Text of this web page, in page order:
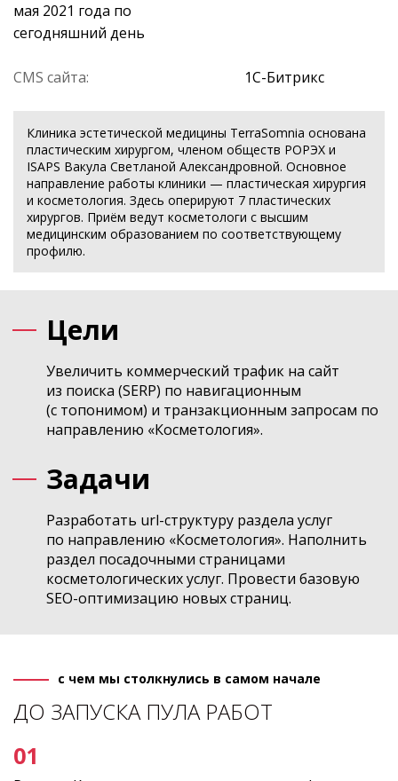
мая 2021 года по
сегодняшний день
CMS сайта: 1С-Битрикс
Клиника эстетической медицины TerraSomnia основана
пластическим хирургом, членом обществ РОРЭХ и
ISAPS Вакула Светланой Александровной. Основное
направление работы клиники — пластическая хирургия
и косметология. Здесь оперируют 7 пластических
хирургов. Приём ведут косметологи с высшим
медицинским образованием по соответствующему
профилю.
Цели
Увеличить коммерческий трафик на сайт
из поиска (SERP) по навигационным
(с топонимом) и транзакционным запросам по
направлению «Косметология».
Задачи
Разработать url-структуру раздела услуг
по направлению «Косметология». Наполнить
раздел посадочными страницами
косметологических услуг. Провести базовую
SEO-оптимизацию новых страниц.
с чем мы столкнулись в самом начале
ДО ЗАПУСКА ПУЛА РАБОТ